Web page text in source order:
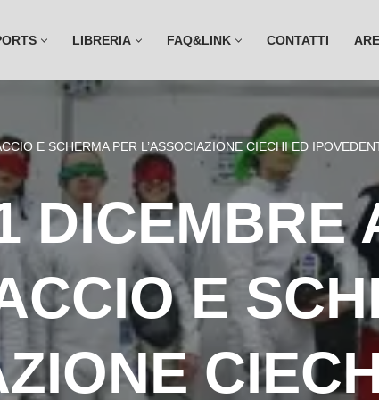
LIBRERIA FAQ&LINK CONTATTI
E SCHERMA PER L’ASSOCIAZIONE CIECHI ED
DICEMBRE
E